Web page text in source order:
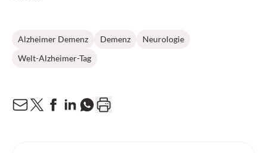
Alzheimer Demenz Demenz
Neurologie
Welt-Alzheimer-Tag